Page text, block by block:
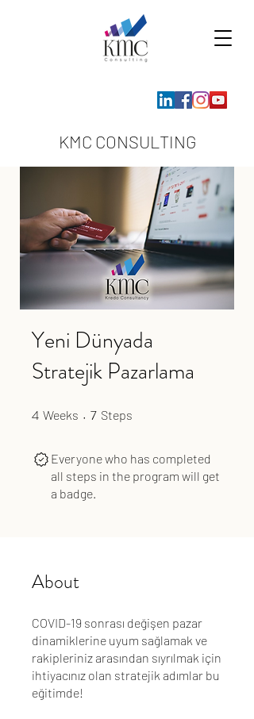
KMC CONSULTING
Yeni Dünyada
Stratejik Pazarlama
4 Weeks 4 Weeks
7 Steps
Everyone who has completed
all steps in the program will get
a badge.
About
COVID-19 sonrası değişen pazar
dinamiklerine uyum sağlamak ve
rakipleriniz arasından sıyrılmak için
ihtiyacınız olan stratejik adımlar bu
eğitimde!